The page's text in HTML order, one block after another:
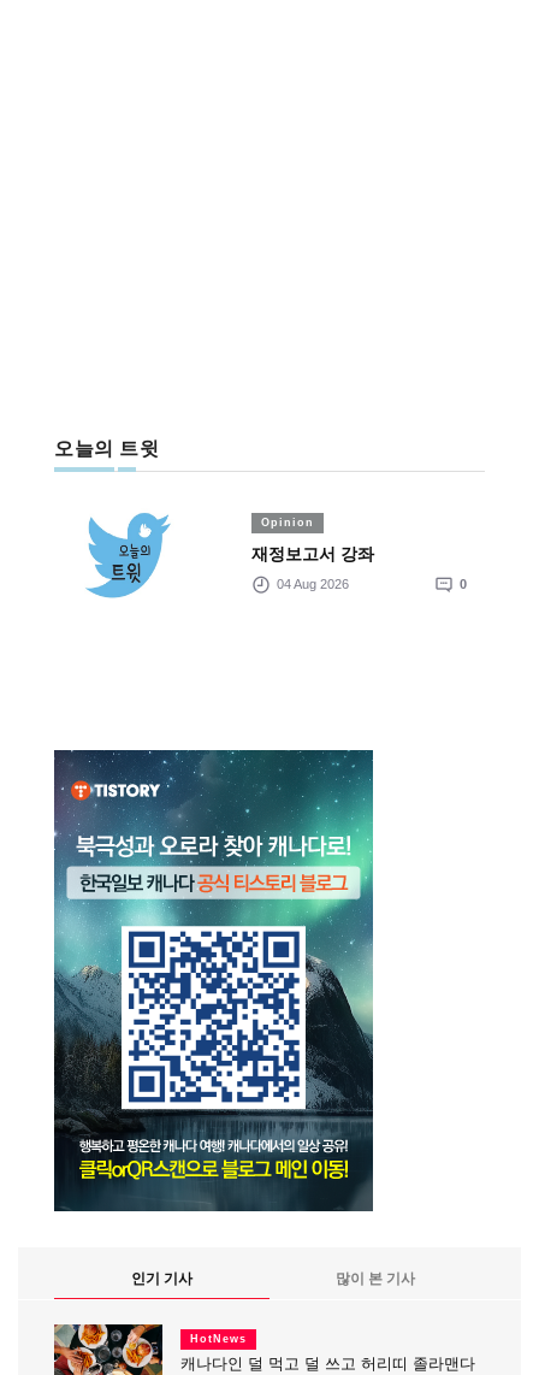
오늘의 트윗
Opinion
재정보고서 강좌
04 Aug 2026 0
인기 기사 많이 본 기사
HotNews
캐나다인 덜 먹고 덜 쓰고 허리띠 졸라맨다